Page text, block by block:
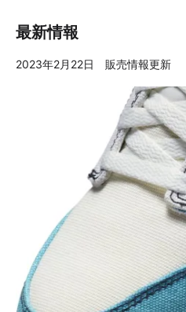
最新情報
2023年2月22日 販売情報更新